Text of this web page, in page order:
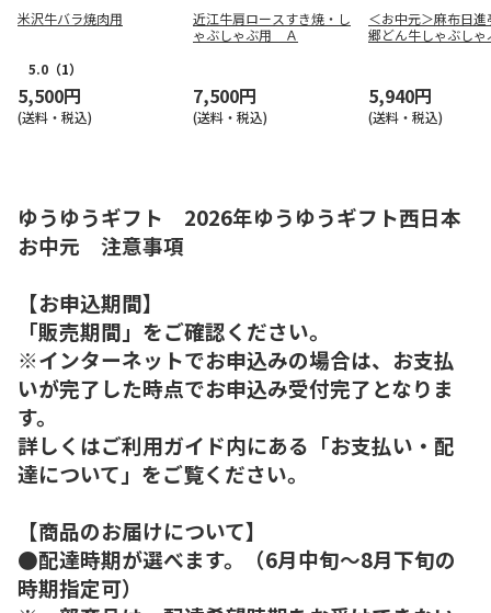
米沢牛バラ焼肉用
5.0 （1）
5,500円
(送料・税込)
近江牛肩ロースすき焼・し
ゃぶしゃぶ用 Ａ
7,500円
(送料・税込)
＜お中元＞麻布日
郷どん牛しゃぶしゃ
5,940円
(送料・税込)
ゆうゆうギフト 2026年ゆうゆうギフト西日本
お中元 注意事項
【お申込期間】
「販売期間」をご確認ください。
※インターネットでお申込みの場合は、お支払
いが完了した時点でお申込み受付完了となりま
す。
詳しくはご利用ガイド内にある「お支払い・配
達について」をご覧ください。
【商品のお届けについて】
●配達時期が選べます。（6月中旬～8月下旬の
時期指定可）